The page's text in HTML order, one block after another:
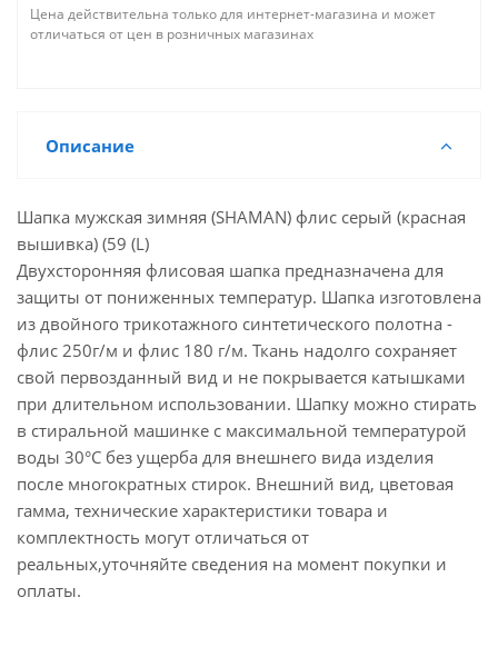
Цена действительна только для интернет-магазина и может
отличаться от цен в розничных магазинах
Описание
Шапка мужская зимняя (SHAMAN) флис серый (красная
вышивка) (59 (L)
Двухсторонняя флисовая шапка предназначена для
защиты от пониженных температур. Шапка изготовлена
из двойного трикотажного синтетического полотна -
флис 250г/м и флис 180 г/м. Ткань надолго сохраняет
свой первозданный вид и не покрывается катышками
при длительном использовании. Шапку можно стирать
в стиральной машинке с максимальной температурой
воды 30°С без ущерба для внешнего вида изделия
после многократных стирок. Внешний вид, цветовая
гамма, технические характеристики товара и
комплектность могут отличаться от
реальных,уточняйте сведения на момент покупки и
оплаты.